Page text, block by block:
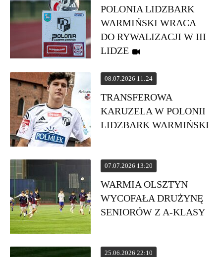
POLONIA LIDZBARK
WARMIŃSKI WRACA
DO RYWALIZACJI W III
LIDZE
08.07.2026 11:24
TRANSFEROWA
KARUZELA W POLONII
LIDZBARK WARMIŃSKI
07.07.2026 13:20
WARMIA OLSZTYN
WYCOFAŁA DRUŻYNĘ
SENIORÓW Z A-KLASY
25.06.2026 22:10